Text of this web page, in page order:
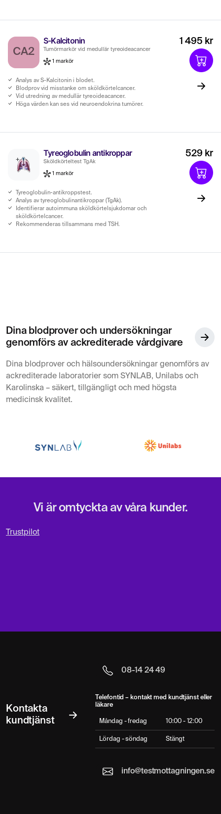
CA2
S-Kalcitonin
Tumörmarkör vid medullär tyreoideacancer
1 markör
Analys av S-Kalcitonin i blodet.
Blodprov vid misstanke om sköldkörtelcancer.
Vid utredning av medullär tyreoideacancer.
Höga värden kan ses vid neuroendokrina tumörer.
1 495 kr
Tyreoglobulin antikroppar
Sköldkörteltest TgAk
1 markör
Tyreoglobulin-antikroppstest.
Analys av tyreoglobulinantikroppar (TgAk).
Identifierar autoimmuna sköldkörtelsjukdomar och
sköldkörtelcancer.
Rekommenderas tillsammans med TSH.
529 kr
Dina blodprover och undersökningar
genomförs av ackrediterade vårdgivare
Dina blodprover och hälsoundersökningar genomförs av
ackrediterade laboratorier som SYNLAB, Unilabs och
Karolinska – säkert, tillgängligt och med högsta
medicinsk kvalitet.
Vi är omtyckta av våra kunder.
Trustpilot
Kontakta
kundtjänst
08-14 24 49
Telefontid – kontakt med kundtjänst eller
läkare
Måndag - fredag 10:00 - 12:00
Lördag - söndag Stängt
info@testmottagningen.se